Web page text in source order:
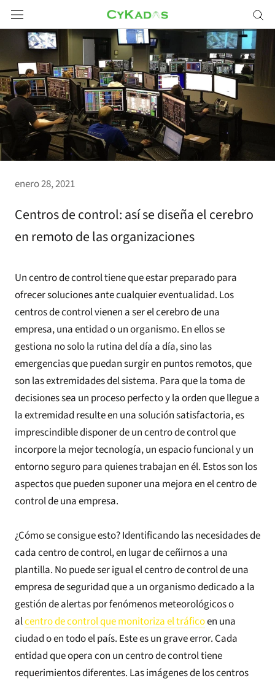
Saltar
a
contenido
enero 28, 2021
Centros de control: así se diseña el cerebro
en remoto de las organizaciones
Un centro de control tiene que estar preparado para
ofrecer soluciones ante cualquier eventualidad. Los
centros de control vienen a ser el cerebro de una
empresa, una entidad o un organismo. En ellos se
gestiona no solo la rutina del día a día, sino las
emergencias que puedan surgir en puntos remotos, que
son las extremidades del sistema. Para que la toma de
decisiones sea un proceso perfecto y la orden que llegue a
la extremidad resulte en una solución satisfactoria, es
imprescindible disponer de un centro de control que
incorpore la mejor tecnología, un espacio funcional y un
entorno seguro para quienes trabajan en él. Estos son los
aspectos que pueden suponer una mejora en el centro de
control de una empresa.
¿Cómo se consigue esto? Identificando las necesidades de
cada centro de control, en lugar de ceñirnos a una
plantilla. No puede ser igual el centro de control de una
empresa de seguridad que a un organismo dedicado a la
gestión de alertas por fenómenos meteorológicos o
alcentro de control que monitoriza el tráficoen una
ciudad o en todo el país. Este es un grave error. Cada
entidad que opera con un centro de control tiene
requerimientos diferentes. Las imágenes de los centros